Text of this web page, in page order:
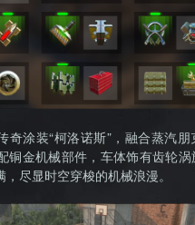
奇涂装“柯洛诺斯”，融合蒸汽
铜金机械部件，车体饰有齿轮涡
尽显时空穿梭的机械浪漫。